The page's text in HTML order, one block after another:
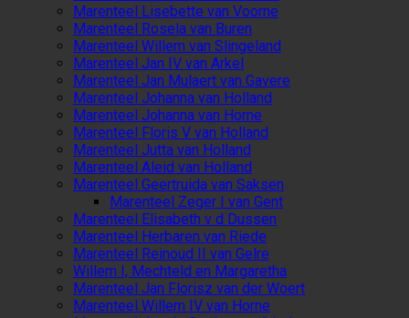
Marenteel Lisebette van Voorne
Marenteel Rosela van Buren
Marenteel Willem van Slingeland
Marenteel Jan IV van Arkel
Marenteel Jan Mulaert van Gavere
Marenteel Johanna van Holland
Marenteel Johanna van Horne
Marenteel Floris V van Holland
Marenteel Jutta van Holland
Marenteel Aleid van Holland
Marenteel Geertruida van Saksen
Marenteel Zeger I van Gent
Marenteel Elisabeth v d Dussen
Marenteel Herbaren van Riede
Marenteel Reinoud II van Gelre
Willem I, Mechteld en Margaretha
Marenteel Jan Florisz van der Woert
Marenteel Willem IV van Horne